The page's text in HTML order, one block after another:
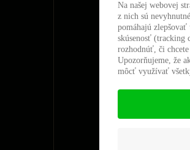
Na našej webovej
z nich sú
pomáhajú
skúsenosť (tracking
rozhodnúť, či
Upozorňujeme, že
môcť využívať